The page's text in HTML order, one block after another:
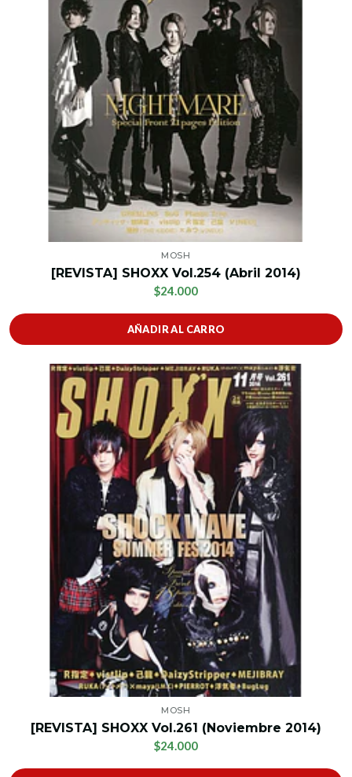
MOSH
[REVISTA] SHOXX Vol.254 (Abril 2014)
$24.000
AÑADIR AL CARRO
MOSH
[REVISTA] SHOXX Vol.261 (Noviembre 2014)
$24.000